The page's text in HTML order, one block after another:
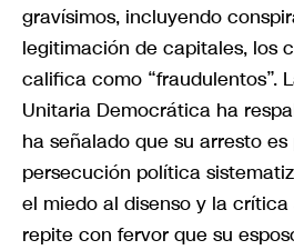
gravísimos, incluyendo
legitimación de capitales, los
califica como “fraudulentos”.
Unitaria Democrática ha
ha señalado que su arresto
persecución política
el miedo al disenso y la
repite con fervor que su